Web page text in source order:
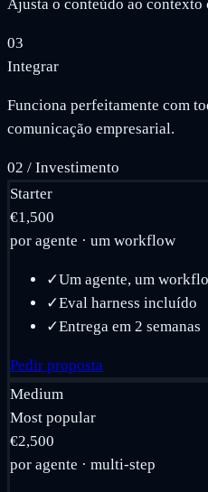
Ajusta o conteúdo ao contexto
03
Integrar
Funciona perfeitamente com
comunicação empresarial.
02 / Investimento
Starter
€1,500
por agente · um workflow
✓Um agente, um
✓Eval harness incluído
✓Entrega em 2 semanas
Pedir proposta
Medium
Most popular
€2,500
por agente · multi-step